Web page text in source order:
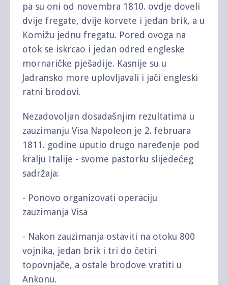
pa su oni od novembra 1810. ovdje doveli
dvije fregate, dvije korvete i jedan brik, a u
Komižu jednu fregatu. Pored ovoga na
otok se iskrcao i jedan odred engleske
mornaričke pješadije. Kasnije su u
Jadransko more uplovljavali i jači engleski
ratni brodovi.
Nezadovoljan dosadašnjim rezultatima u
zauzimanju Visa Napoleon je 2. februara
1811. godine uputio drugo naređenje pod
kralju Italije - svome pastorku slijedećeg
sadržaja:
- Ponovo organizovati operaciju
zauzimanja Visa
- Nakon zauzimanja ostaviti na otoku 800
vojnika, jedan brik i tri do četiri
topovnjače, a ostale brodove vratiti u
Ankonu.